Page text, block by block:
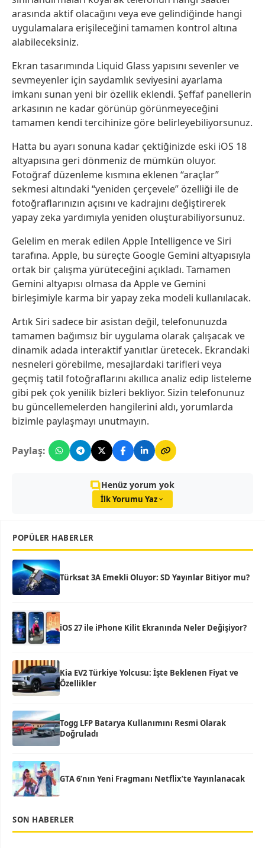
arasında aktif olacağını veya eve gelindiğinde hangi
uygulamalara erişileceğini tamamen kontrol altına
alabileceksiniz.
Ekran tasarımında Liquid Glass yapısını sevenler ve
sevmeyenler için saydamlık seviyesini ayarlama
imkanı sunan yeni bir özellik eklendi. Şeffaf panellerin
arkasının ne kadar görünüp görünmeyeceğini
tamamen kendi tercihinize göre belirleyebiliyorsunuz.
Hatta bu ayarı sonuna kadar çektiğinizde eski iOS 18
altyapısına geri dönmeniz de mümkün oluyor.
Fotoğraf düzenleme kısmına eklenen “araçlar”
sekmesi altındaki “yeniden çerçevele” özelliği ile de
fotoğraflarınızın açısını ve kadrajını değiştirerek
yapay zeka yardımıyla yeniden oluşturabiliyorsunuz.
Gelelim en merak edilen Apple Intelligence ve Siri
tarafına. Apple, bu süreçte Google Gemini altyapısıyla
ortak bir çalışma yürüteceğini açıkladı. Tamamen
Gemini altyapısı olmasa da Apple ve Gemini
birleşimiyle karma bir yapay zeka modeli kullanılacak.
Artık Siri sadece bir asistan değil, telefonunuzda
tamamen bağımsız bir uygulama olarak çalışacak ve
dinamik adada interaktif yanıtlar üretecek. Ekrandaki
nesneleri görebilme, mesajlardaki tarifleri veya
geçmiş tatil fotoğraflarını akıllıca analiz edip listeleme
gibi pek çok yenilik bizleri bekliyor. Sizin telefonunuz
bu güncellemelerden hangilerini aldı, yorumlarda
bizimle paylaşmayı unutmayın.
Paylaş:
Henüz yorum yok
İlk Yorumu Yaz
POPÜLER HABERLER
Türksat 3A Emekli Oluyor: SD Yayınlar Bitiyor mu?
iOS 27 ile iPhone Kilit Ekranında Neler Değişiyor?
Kia EV2 Türkiye Yolcusu: İşte Beklenen Fiyat ve
Özellikler
Togg LFP Batarya Kullanımını Resmi Olarak
Doğruladı
GTA 6’nın Yeni Fragmanı Netflix’te Yayınlanacak
SON HABERLER